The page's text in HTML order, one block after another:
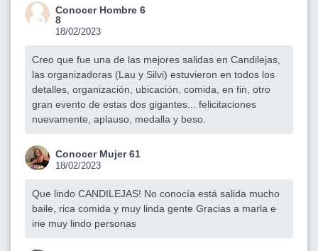
Conocer Hombre 6
8
18/02/2023
Creo que fue una de las mejores salidas en Candilejas,
las organizadoras (Lau y Silvi) estuvieron en todos los
detalles, organización, ubicación, comida, en fin, otro
gran evento de estas dos gigantes... felicitaciones
nuevamente, aplauso, medalla y beso.
Conocer Mujer 61
18/02/2023
Que lindo CANDILEJAS! No conocía está salida mucho
baile, rica comida y muy linda gente Gracias a marla e
irie muy lindo personas